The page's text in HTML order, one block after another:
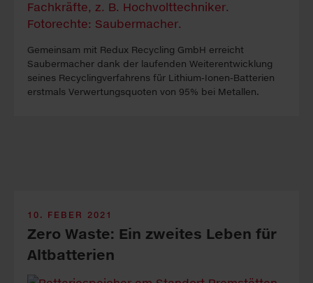
Gemeinsam mit Redux Recycling GmbH erreicht
Saubermacher dank der laufenden Weiterentwicklung
seines Recyclingverfahrens für Lithium-Ionen-Batterien
erstmals Verwertungsquoten von 95% bei Metallen.
10. FEBER 2021
Zero Waste: Ein zweites Leben für
Altbatterien